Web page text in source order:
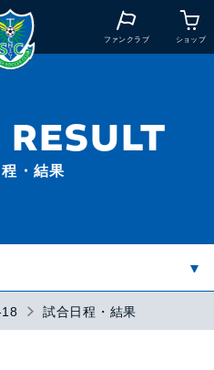
ファンクラブ ショップ
・結果
試合日程・結果